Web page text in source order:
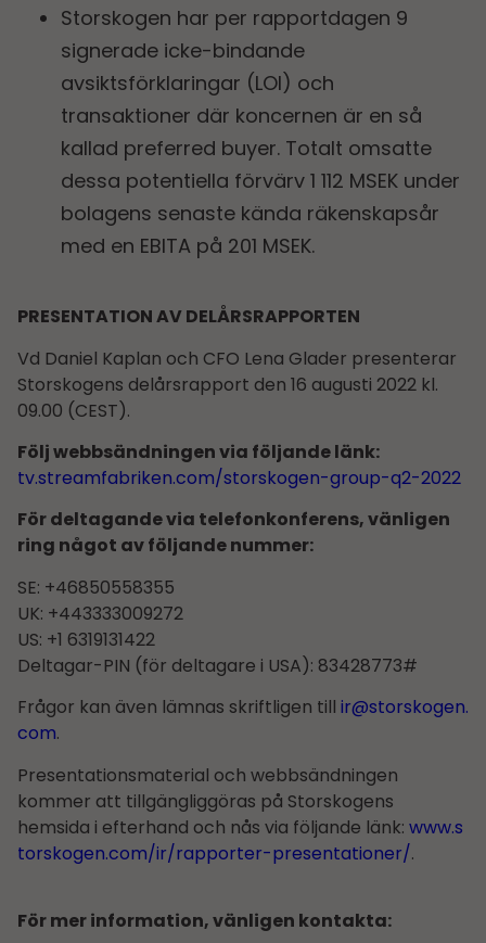
Storskogen har per rapportdagen 9
signerade icke-bindande
avsiktsförklaringar (LOI) och
transaktioner där koncernen är en så
kallad preferred buyer. Totalt omsatte
dessa potentiella förvärv 1 112 MSEK under
bolagens senaste kända räkenskapsår
med en EBITA på 201 MSEK.
PRESENTATION AV DELÅRSRAPPORTEN
Vd Daniel Kaplan och CFO Lena Glader presenterar
Storskogens delårsrapport den 16 augusti 2022 kl.
09.00 (CEST).
Följ webbsändningen via följande länk:
tv.streamfabriken.com/storskogen-group-q2-2022
För deltagande via telefonkonferens, vänligen
ring något av följande nummer:
SE: +46850558355
UK: +443333009272
US: +1 6319131422
Deltagar-PIN (för deltagare i USA): 83428773#
Frågor kan även lämnas skriftligen till ir@storskogen.
com.
Presentationsmaterial och webbsändningen
kommer att tillgängliggöras på Storskogens
hemsida i efterhand och nås via följande länk: www.s
torskogen.com/ir/rapporter-presentationer/.
För mer information, vänligen kontakta: